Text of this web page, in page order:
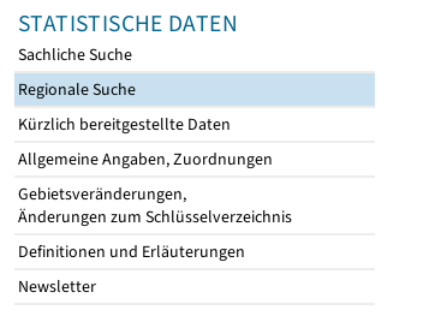
STATISTISCHE DATEN
Sachliche Suche
Regionale Suche
Kürzlich bereitgestellte Daten
Allgemeine Angaben, Zuordnungen
Gebietsveränderungen,
Änderungen zum Schlüsselverzeichnis
Definitionen und Erläuterungen
Newsletter